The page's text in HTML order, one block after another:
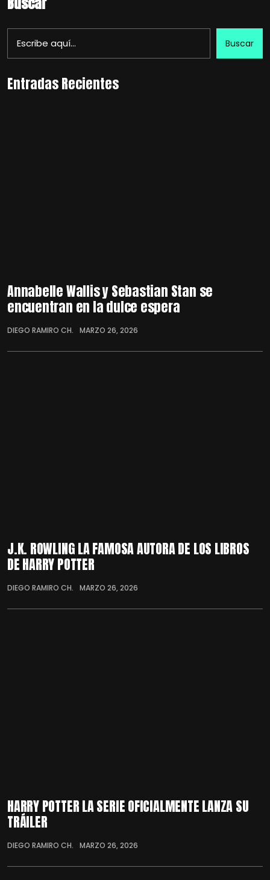
Buscar
Entradas Recientes
Annabelle Wallis y Sebastian Stan se
encuentran en la dulce espera
DIEGO RAMIRO CH. MARZO 26, 2026
J.K. ROWLING LA FAMOSA AUTORA DE LOS LIBROS
DE HARRY POTTER
DIEGO RAMIRO CH. MARZO 26, 2026
HARRY POTTER LA SERIE OFICIALMENTE LANZA SU
TRÁILER
DIEGO RAMIRO CH. MARZO 26, 2026